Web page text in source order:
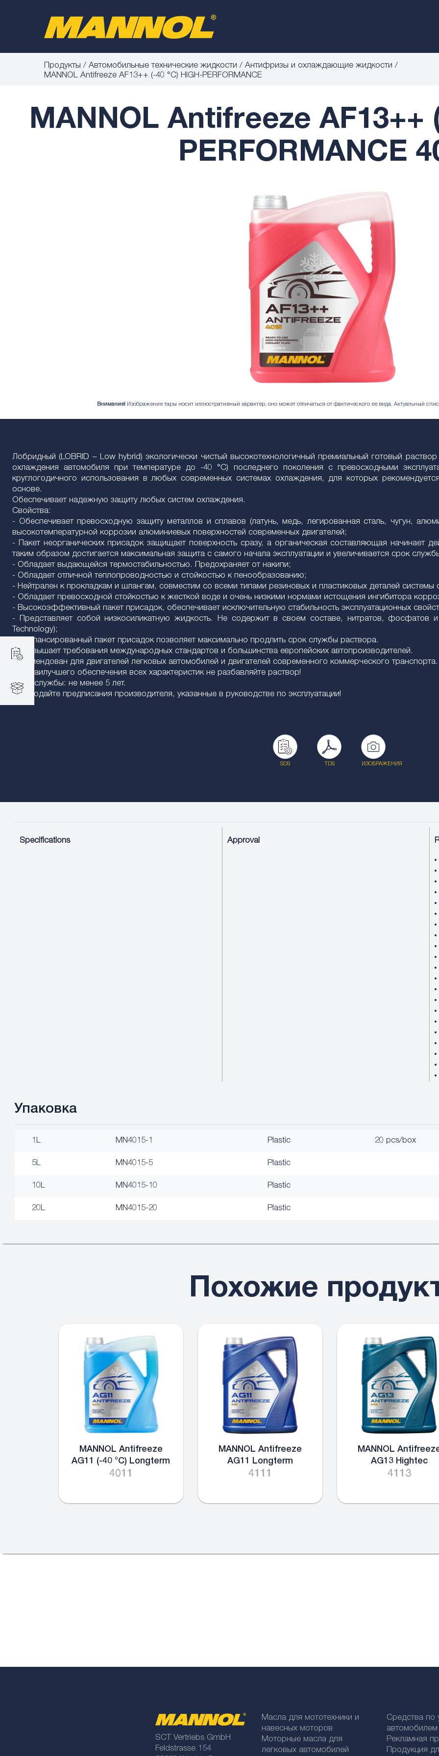
Продукты Автомобильные технические жидкости
Антифризы и охлаждающие жидкости
MANNOL Antifreeze AF13++ (-40 °C) HIGH-PERFORMANCE
MANNOL Antifreeze AF13++
PERFORMANCE
Внимание! Изображение тары носит иллюстративный характер, оно может отличаться от фактического ее вида. Актуальный
Лобридный (LOBRID – Low hybrid) экологически чистый высокотехнологичный премиальный готовый
охлаждения автомобиля при температуре до -40 °С) последнего поколения с превосходными
круглогодичного использования в любых современных системах охлаждения, для которых
основе.
Обеспечивает надежную защиту любых систем охлаждения.
Свойства:
- Обеспечивает превосходную защиту металлов и сплавов (латунь, медь, легированная сталь, чугун,
высокотемпературной коррозии алюминиевых поверхностей современных двигателей;
- Пакет неорганических присадок защищает поверхность сразу, а органическая составляющая начинает
таким образом достигается максимальная защита с самого начала эксплуатации и увеличивается срок
- Обладает выдающейся термостабильностью. Предохраняет от накипи;
- Обладает отличной теплопроводностью и стойкостью к пенообразованию;
- Нейтрален к прокладкам и шлангам, совместим со всеми типами резиновых и пластиковых деталей системы
- Обладает превосходной стойкостью к жесткой воде и очень низкими нормами истощения ингибитора
- Высокоэффективный пакет присадок, обеспечивает исключительную стабильность эксплуатационных
- Представляет собой низкосиликатную жидкость. Не содержит в своем составе, нитратов, фосфатов
Technology);
- Сбалансированный пакет присадок позволяет максимально продлить срок службы раствора.
- Превышает требования международных стандартов и большинства европейских автопроизводителей.
Рекомендован для двигателей легковых автомобилей и двигателей современного коммерческого транспорта.
Для наилучшего обеспечения всех характеристик не разбавляйте раствор!
Срок службы: не менее 5 лет.
Соблюдайте предписания производителя, указанные в руководстве по эксплуатации!
SDS TDS ИЗОБРАЖЕНИЯ
Specifications Approval
Упаковка
1L MN4015-1 Plastic 20 pcs/box
5L MN4015-5 Plastic
10L MN4015-10 Plastic
20L MN4015-20 Plastic
Похожие
MANNOL Antifreeze
AG11 (-40 °C) Longterm
4011
MANNOL Antifreeze
AG11 Longterm
4111
MANNOL
AG13 Hightec
4113
SCT Vertriebs GmbH
Feldstrasse 154
Масла для мототехники и
навесных моторов
Моторные масла для
легковых автомобилей
Средства по
автомобилем
Рекламная
Продукция